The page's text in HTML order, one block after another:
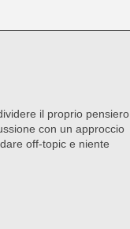
il proprio pensiero.
con un approccio
off-topic e niente